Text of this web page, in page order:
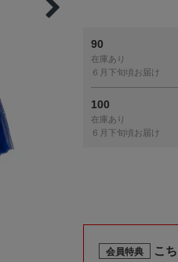
90
在庫あり
６月下旬頃お届け
100
在庫あり
６月下旬頃お届け
会員特典 こ